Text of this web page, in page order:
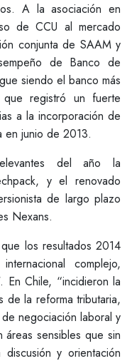
A la asociación en
de CCU al mercado
conjunta de SAAM y
de Banco de
siendo el banco más
registró un fuerte
a la incorporación de
en junio de 2013.
del año la
y el renovado
de largo plazo
Nexans.
los resultados 2014
complejo,
En Chile, “incidieron la
de la reforma tributaria,
negociación laboral y
áreas sensibles que sin
y orientación